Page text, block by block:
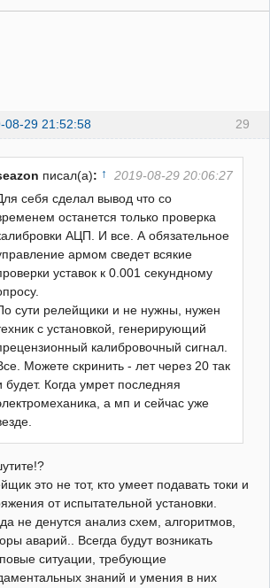
29
08-29 21:52:58
писал(а): ↑
2019-08-29 20:06:27
себя сделал вывод что со
останется только проверка
АЦП. И все. А обязательное
армом сведет всякие
уставок к 0.001 секундному
сути релейщики и не нужны, нужен
с установкой, генерирующий
калибровочный сигнал.
Можете скринить - лет через 20 так
будет. Когда умрет последняя
а мп и сейчас уже
это не тот, кто умеет подавать токи и
от испытательной установки.
не денутся анализ схем, алгоритмов,
аварий.. Всегда будут возникать
ситуации, требующие
знаний и умения в них